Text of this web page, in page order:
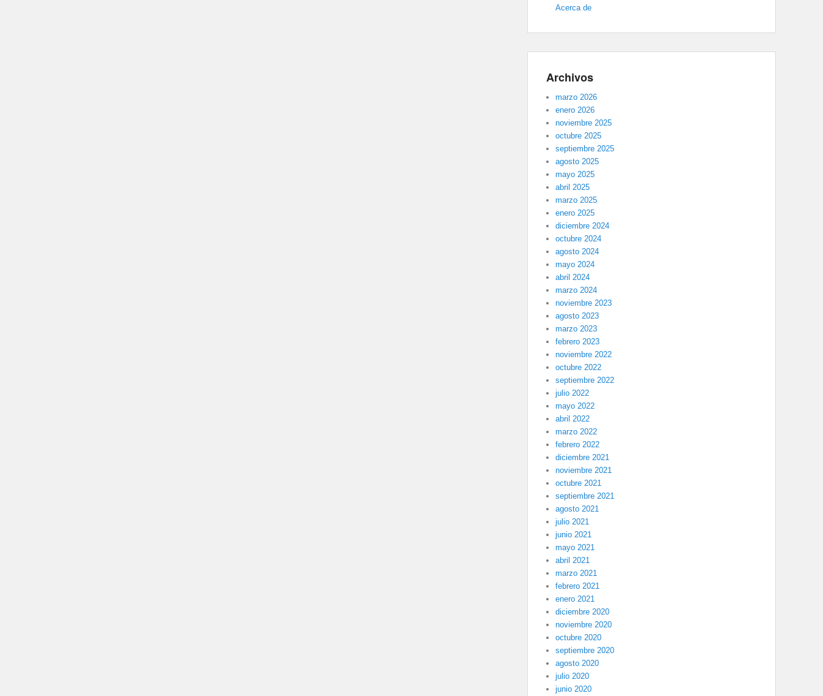
Acerca de
Archivos
marzo 2026
enero 2026
noviembre 2025
octubre 2025
septiembre 2025
agosto 2025
mayo 2025
abril 2025
marzo 2025
enero 2025
diciembre 2024
octubre 2024
agosto 2024
mayo 2024
abril 2024
marzo 2024
noviembre 2023
agosto 2023
marzo 2023
febrero 2023
noviembre 2022
octubre 2022
septiembre 2022
julio 2022
mayo 2022
abril 2022
marzo 2022
febrero 2022
diciembre 2021
noviembre 2021
octubre 2021
septiembre 2021
agosto 2021
julio 2021
junio 2021
mayo 2021
abril 2021
marzo 2021
febrero 2021
enero 2021
diciembre 2020
noviembre 2020
octubre 2020
septiembre 2020
agosto 2020
julio 2020
junio 2020